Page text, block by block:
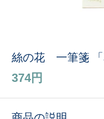
絲の花 一筆箋 「
374円